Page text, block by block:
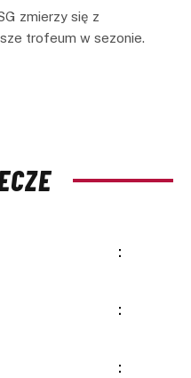
zmierzy się z
trofeum w sezonie.
:
:
: